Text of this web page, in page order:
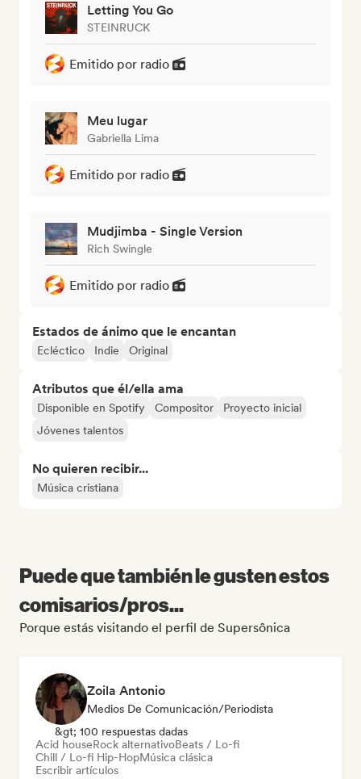
Letting You Go
STEINRUCK
Emitido por radio
Meu lugar
Gabriella Lima
Emitido por radio
Mudjimba - Single Version
Rich Swingle
Emitido por radio
Estados de ánimo que le encantan
Ecléctico Indie Original
Atributos que él/ella ama
Disponible en Spotify Compositor
Proyecto inicial
Jóvenes talentos
No quieren recibir...
Música cristiana
Puede que también le gusten estos
comisarios/pros...
Porque estás visitando el perfil de Supersônica
Zoila Antonio
Medios De Comunicación/Periodista
&gt; 100 respuestas dadas
Acid houseRock alternativoBeats / Lo-fi
Chill / Lo-fi Hip-HopMúsica clásica
Escribir artículos